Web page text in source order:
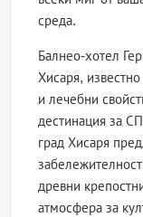
среда.
Балнео-хотел
Хисаря,
и лечебни
дестинация за
град Хисаря
древни
атмосфера за